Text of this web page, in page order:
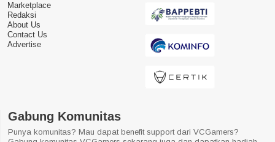
Marketplace
Redaksi
About Us
Contact Us
Advertise
Gabung Komunitas
Punya komunitas? Mau dapat benefit support dari VCGamers?